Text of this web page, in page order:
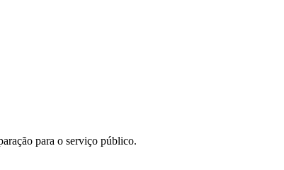
para o serviço público.